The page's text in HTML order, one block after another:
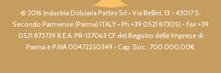
© 2016 Industria Dolciaria Pattini Srl • Via Bellini, 13 - 43017 S.
Secondo Parmense (Parma) ITALY • Ph +39 0521 873051 - Fax +39
0521 873739 R.E.A. PR-137063 CF del Registro delle Imprese di
Parma e P.IVA 00472250349 • Cap. Soc.: 700.000,00€